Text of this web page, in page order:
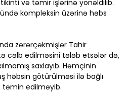
və təmir işlərinə yönəldilib.
kompleksin üzərinə həbs
zərərçəkmişlər Tahir
cəlb edilməsini tələb etsələr də,
saxlayıb. Həmçinin
həbsin götürülməsi ilə bağlı
edilməyib.